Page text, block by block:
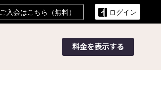
ご入会はこちら（無料） ログイン
料金を表示する